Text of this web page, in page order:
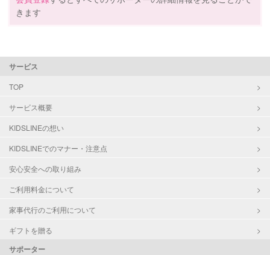
きます
サービス
TOP
サービス概要
KIDSLINEの想い
KIDSLINEでのマナー・注意点
安心安全への取り組み
ご利用料金について
家事代行のご利用について
ギフトを贈る
サポーター